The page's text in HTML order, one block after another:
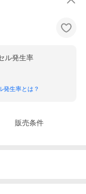
事がございま
ただけましたら
ようお願い申し
ル発生率
発生率とは？
販売条件